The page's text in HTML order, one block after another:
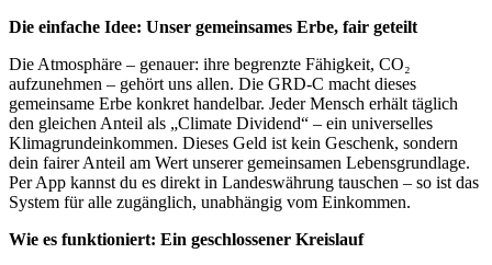
Die einfache Idee: Unser gemeinsames Erbe, fair geteilt
Die Atmosphäre – genauer: ihre begrenzte Fähigkeit, CO₂
aufzunehmen – gehört uns allen. Die GRD-C macht dieses
gemeinsame Erbe konkret handelbar. Jeder Mensch erhält täglich
den gleichen Anteil als „Climate Dividend“ – ein universelles
Klimagrundeinkommen. Dieses Geld ist kein Geschenk, sondern
dein fairer Anteil am Wert unserer gemeinsamen Lebensgrundlage.
Per App kannst du es direkt in Landeswährung tauschen – so ist das
System für alle zugänglich, unabhängig vom Einkommen.
Wie es funktioniert: Ein geschlossener Kreislauf